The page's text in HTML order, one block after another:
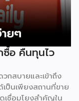
ะหมี่ชายสี่จนติดใจ
เปิดขายที่ฟิลิปปินส์
ายสี่ไปสร้างเองที่
ของฟิลิปปินส์ไม่
เพียงรถเข็นกับ
งชายสี่มีอายุสินค้า
ามสำเร็จ หลังจาก
ซื้อ คืนทุนไว
กสบายและเข้าถึง
เป็นเพียงสถานที่ขาย
เชื่อมโยงสำคัญใน